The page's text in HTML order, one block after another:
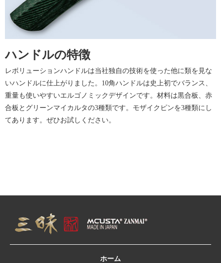
ハンドルの特徴
レボリューションハンドルは当社独自の技術を使った他に類を見な
いハンドルに仕上がりました。10角ハンドルは史上初でバランス、
重量も使いやすいエルゴノミックデザインです。材料は黒合板、赤
合板とグリーンマイカルタの3種類です。モザイクピンを3種類にし
てあります。ぜひお試しください。
ホーム